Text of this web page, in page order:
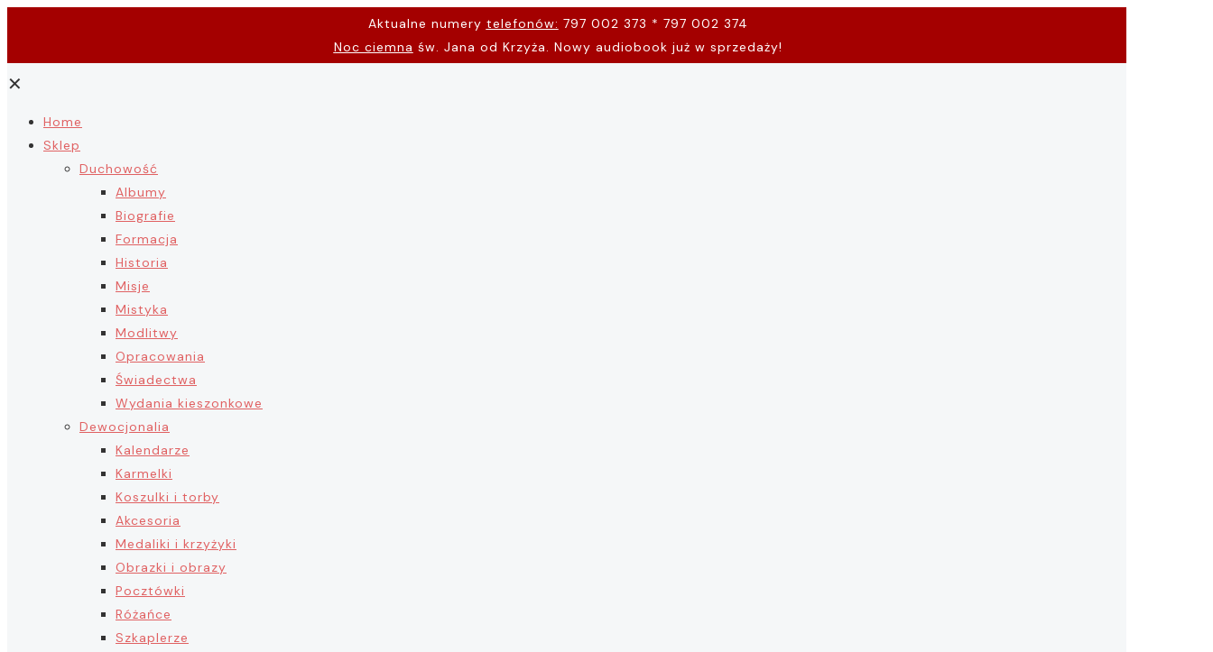
Aktualne numery telefonów: 797 002 373 * 797 002 374
Noc ciemna św. Jana od Krzyża. Nowy audiobook już w sprzedaży!
✕
Home
Sklep
Duchowość
Albumy
Biografie
Formacja
Historia
Misje
Mistyka
Modlitwy
Opracowania
Świadectwa
Wydania kieszonkowe
Dewocjonalia
Kalendarze
Karmelki
Koszulki i torby
Akcesoria
Medaliki i krzyżyki
Obrazki i obrazy
Pocztówki
Różańce
Szkaplerze